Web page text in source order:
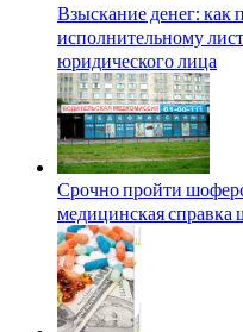
Взыскание денег: как
исполнительному
юридического лица
Срочно пройти
медицинская справка